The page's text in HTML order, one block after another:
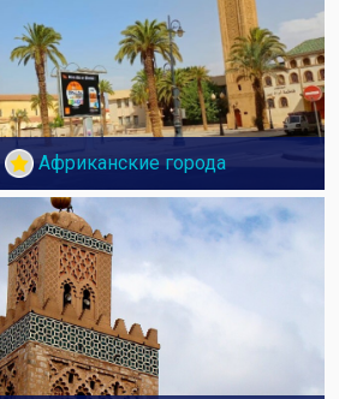
Африканские города